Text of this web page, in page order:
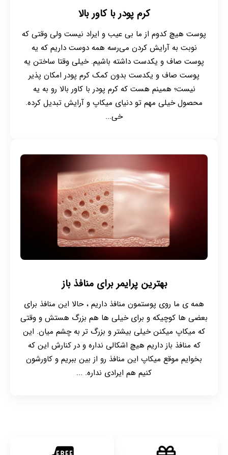
کرم پودر با کاور بالا
پوست هیچ کدوم از ما بی عیب و ایراد نیست ولی وقتی که
نوبت به آرایش کردن می‌رسه همه دوست داریم که یه
پوست صاف و یکدست داشته باشیم. خیلی وقتا ساختن یه
پوست صاف و یکدست بدون کمک کرم پودر امکان پذیر
نیست؛ همینم هست که کرم پودر با کاور بالا رو به یه
محصول خیلی مهم تو دنیای میکاپ و آرایش تبدیل کرده.
خی...
بهترین پرایمر برای منافذ باز
همه ی ما روی پوستمون منافذ داریم ، حالا این منافذ برای
بعضی ها کوچیکه و برای خیلی ها هم بزرگ هستش و وقتی
که میکاپ میکنن خیلی بیشتر و بزرگ تر به چشم میان. این
که منافذ باز داریم هیچ اشکالی نداره و در کنارش این که
بخوایم موقع میکاپ این منافذ رو از بین ببریم و کاورشون
کنیم هم ایرادی نداره. ...